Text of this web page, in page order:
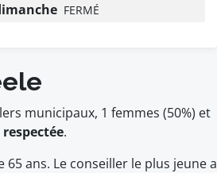
FERMÉ
municipaux, 1 femmes (50%) et
.
ans. Le conseiller le plus jeune a